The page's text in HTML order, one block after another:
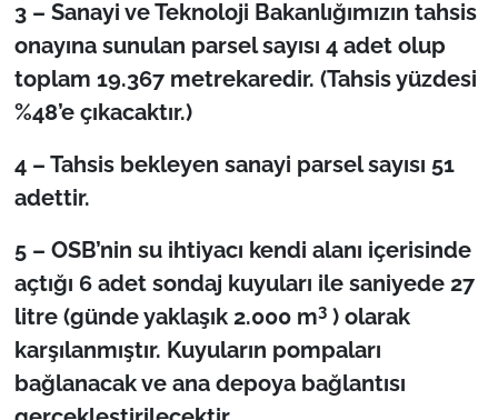
3 – Sanayi ve Teknoloji Bakanlığımızın tahsis
onayına sunulan parsel sayısı 4 adet olup
toplam 19.367 metrekaredir. (Tahsis yüzdesi
%48’e çıkacaktır.)
4 – Tahsis bekleyen sanayi parsel sayısı 51
adettir.
5 – OSB’nin su ihtiyacı kendi alanı içerisinde
açtığı 6 adet sondaj kuyuları ile saniyede 27
litre (günde yaklaşık 2.000 m3) olarak
karşılanmıştır. Kuyuların pompaları
bağlanacak ve ana depoya bağlantısı